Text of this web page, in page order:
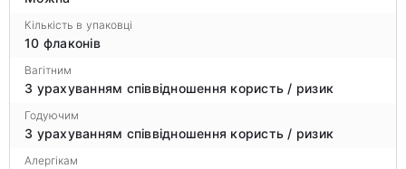
Кількість в упаковці
10 флаконів
Вагітним
З урахуванням співвідношення користь / ризик
Годуючим
З урахуванням співвідношення користь / ризик
Алергікам